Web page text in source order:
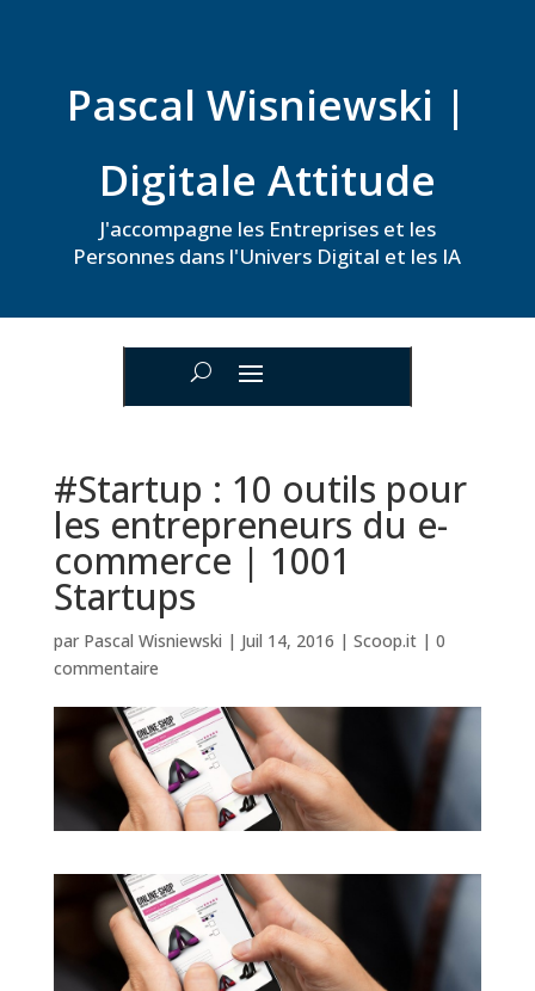
Pascal Wisniewski |
Digitale Attitude
J'accompagne les Entreprises et les
Personnes dans l'Univers Digital et les IA
#Startup : 10 outils pour
les entrepreneurs du e-
commerce | 1001
Startups
par Pascal Wisniewski | Juil 14, 2016 | Scoop.it| 0
commentaire